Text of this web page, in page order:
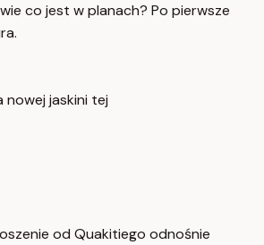
co jest w planach? Po pierwsze
nowej jaskini tej
od Quakitiego odnośnie